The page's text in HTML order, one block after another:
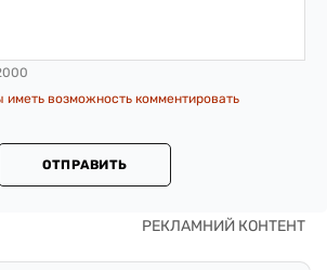
иметь возможность комментировать
ОТПРАВИТЬ